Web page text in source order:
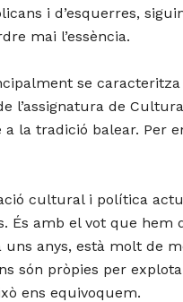
i d’esquerres,
mai l’essència.
se
l’assignatura de
la tradició balear. Per
cultural i política
És amb el vot que
anys, està molt de
són pròpies per
ens equivoquem.